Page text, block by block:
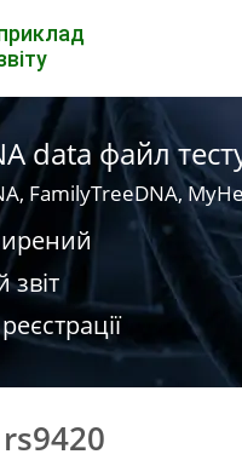
data файл
FamilyTreeDNA,
звіт